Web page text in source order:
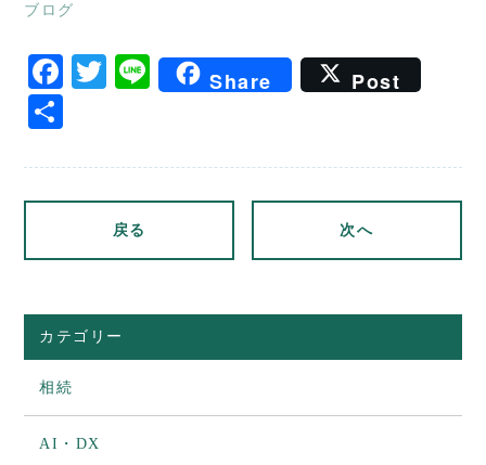
ブログ
Facebook
Twitter
LineShare Post
戻る 次へ
カテゴリー
相続
AI・DX